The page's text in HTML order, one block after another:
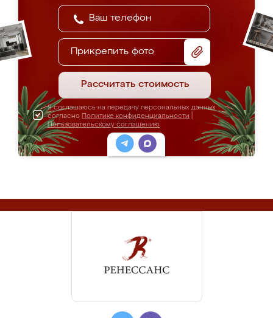
Прикрепить фото
Рассчитать стоимость
Я соглашаюсь на передачу персональных данных
согласно Политике конфиденциальности
Пользовательскому соглашению